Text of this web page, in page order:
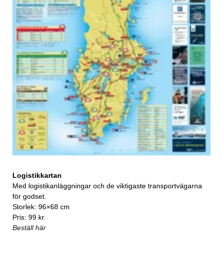
Logistikkartan
Med logistikanläggningar och de viktigaste transportvägarna
för godset.
Storlek: 96×68 cm
Pris: 99 kr.
Beställ här